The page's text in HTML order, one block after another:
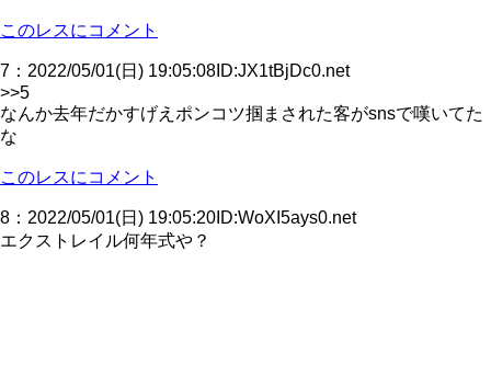
このレスにコメント
7 ： 2022/05/01(日) 19:05:08 ID:JX1tBjDc0.net
>>5
なんか去年だかすげえポンコツ掴まされた客がsnsで嘆いてた
な
このレスにコメント
8 ： 2022/05/01(日) 19:05:20 ID:WoXI5ays0.net
エクストレイル何年式や？